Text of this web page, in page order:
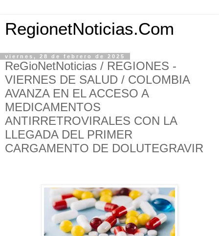
RegionetNoticias.Com
viernes, 28 de febrero de 2025
ReGioNetNoticias / REGIONES -
VIERNES DE SALUD / COLOMBIA
AVANZA EN EL ACCESO A
MEDICAMENTOS
ANTIRRETROVIRALES CON LA
LLEGADA DEL PRIMER
CARGAMENTO DE DOLUTEGRAVIR